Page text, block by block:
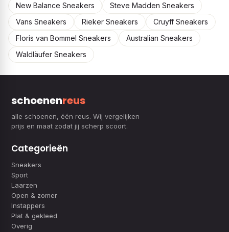
New Balance Sneakers
Steve Madden Sneakers
Vans Sneakers
Rieker Sneakers
Cruyff Sneakers
Floris van Bommel Sneakers
Australian Sneakers
Waldläufer Sneakers
schoenenreus
alle schoenen, één reus. Wij vergelijken
prijs en maat zodat jij scherp scoort.
Categorieën
Sneakers
Sport
Laarzen
Open & zomer
Instappers
Plat & gekleed
Overig